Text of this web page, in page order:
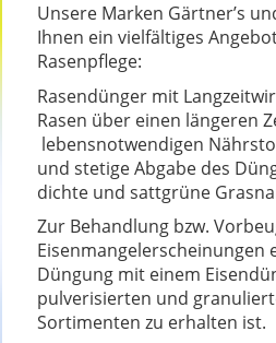
Unsere Marken Gärtner’s
Ihnen ein vielfältiges
Rasenpflege:
Rasendünger mit
Rasen über einen längeren
lebensnotwendigen
und stetige Abgabe des
dichte und sattgrüne
Zur Behandlung bzw.
Eisenmangelerscheinungen
Düngung mit einem
pulverisierten und
Sortimenten zu erhalten ist.